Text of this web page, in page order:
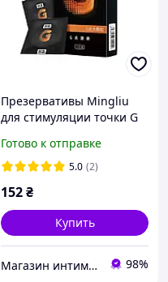
Презервативы Mingliu
для стимуляции точки G
лубрикантом для
увеличения удовольствия
Готово к отправке
5.0 (2)
152₴
Купить
Магазин интимных товаров "WeLove" 98%